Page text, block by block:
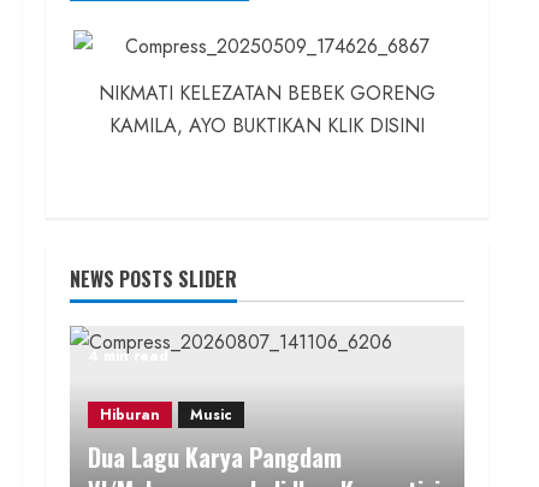
NIKMATI KELEZATAN BEBEK GORENG
KAMILA, AYO BUKTIKAN KLIK DISINI
NEWS POSTS SLIDER
4 min read
Hiburan Music
Dua Lagu Karya Pangdam